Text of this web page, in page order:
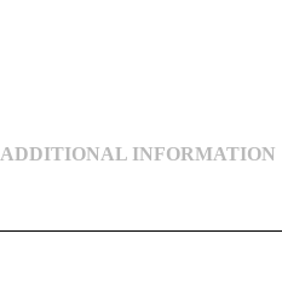
ADDITIONAL INFORMATION